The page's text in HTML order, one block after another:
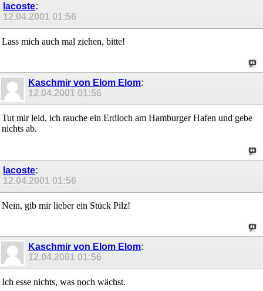
lacoste:
12.04.2001 01:56
Lass mich auch mal ziehen, bitte!
Kaschmir von Elom Elom:
12.04.2001 01:56
Tut mir leid, ich rauche ein Erdloch am Hamburger Hafen und gebe
nichts ab.
lacoste:
12.04.2001 01:56
Nein, gib mir lieber ein Stück Pilz!
Kaschmir von Elom Elom:
12.04.2001 01:56
Ich esse nichts, was noch wächst.